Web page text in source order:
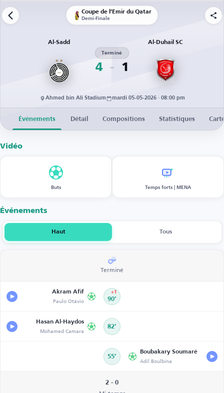
Coupe de l’Émir du Qatar
Demi-Finale
Al-Sadd
4
Terminé
1
Al-Duhail SC
Ahmed bin Ali Stadium mardi 05-05-2026 · 08:00 pm
Événements Détail Compositions Statistiques
Vidéo
Buts Temps forts | MENA
Événements
Haut Tous
Terminé
Akram Afif
Paulo Otávio 90’
+1
Hasan Al-Haydos
Mohamed Camara 82’
55’
Boubakary Soumaré
Adil Boulbina
2 - 0